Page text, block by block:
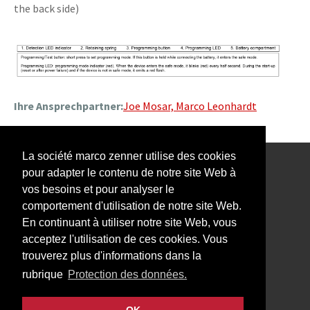
La société marco zenner utilise des cookies
pour adapter le contenu de notre site Web à
vos besoins et pour analyser le
comportement d'utilisation de notre site Web.
En continuant à utiliser notre site Web, vous
acceptez l'utilisation de ces cookies. Vous
trouverez plus d'informations dans la
rubrique Protection des données.
the back side)
Ihre Ansprechpartner:Joe Mosar, Marco Leonhardt
Notre Newsletter vous intéresse?
Impressum
Protection des données
Contact